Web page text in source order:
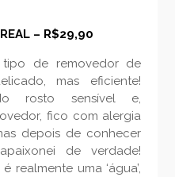
– R$29,90
de removedor de
mas eficiente!
rosto sensível e,
fico com alergia
depois de conhecer
de verdade!
realmente uma ‘água’,